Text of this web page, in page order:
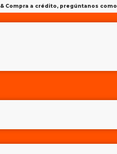
& Compra a crédito, pregúntanos como